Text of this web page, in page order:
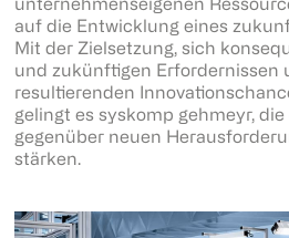
unternehmenseigenen
auf die Entwicklung eines
Mit der Zielsetzung, sich
und zukünftigen Erfordernissen
resultierenden
gelingt es syskomp gehmeyr, die
gegenüber neuen
stärken.